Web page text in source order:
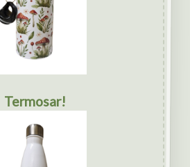
Termosar!